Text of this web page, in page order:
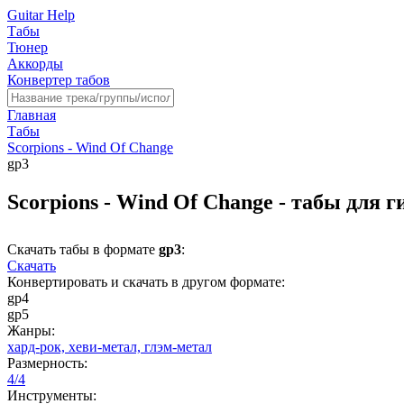
Guitar Help
Табы
Тюнер
Аккорды
Конвертер табов
Главная
Табы
Scorpions - Wind Of Change
gp3
Scorpions - Wind Of Change - табы для
Скачать табы в формате gp3:
Скачать
Конвертировать и скачать в другом формате:
gp4
gp5
Жанры:
хард-рок, хеви-метал, глэм-метал
Размерность:
4/4
Инструменты: